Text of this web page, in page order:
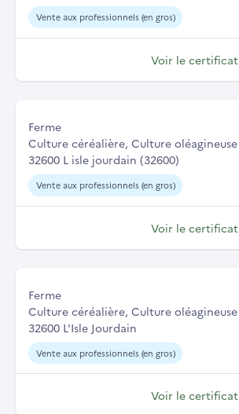
Vente aux professionnels (en gros)
Voir le certificat
Ferme
Culture céréalière, Culture oléagineuse
32600 L isle jourdain (32600)
Vente aux professionnels (en gros)
Voir le certificat
Ferme
Culture céréalière, Culture oléagineuse
32600 L'Isle Jourdain
Vente aux professionnels (en gros)
Voir le certificat